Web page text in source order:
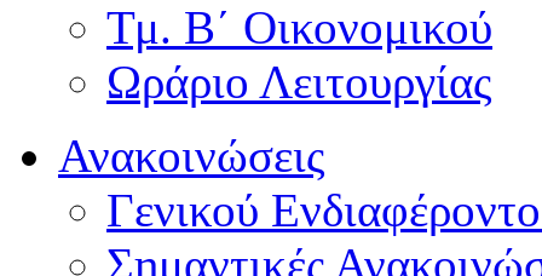
Τμ. Β΄ Οικονομικού
Ωράριο Λειτουργίας
Ανακοινώσεις
Γενικού
Σημαντικές